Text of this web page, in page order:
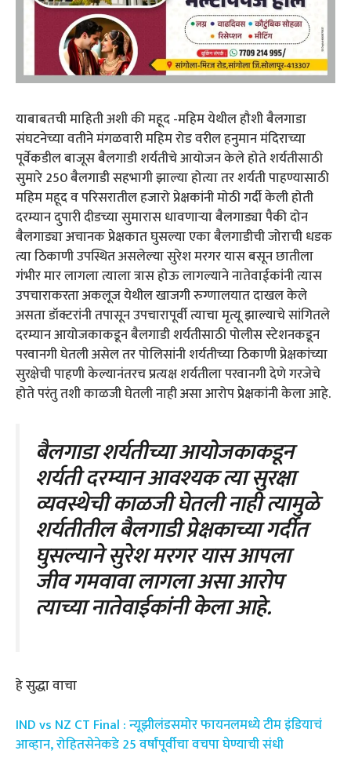
याबाबतची माहिती अशी की महूद -महिम येथील हौशी बैलगाडा
संघटनेच्या वतीने मंगळवारी महिम रोड वरील हनुमान मंदिराच्या
पूर्वेकडील बाजूस बैलगाडी शर्यतीचे आयोजन केले होते शर्यतीसाठी
सुमारे 250 बैलगाडी सहभागी झाल्या होत्या तर शर्यती पाहण्यासाठी
महिम महूद व परिसरातील हजारो प्रेक्षकांनी मोठी गर्दी केली होती
दरम्यान दुपारी दीडच्या सुमारास धावणार्‍या बैलगाड्या पैकी दोन
बैलगाड्या अचानक प्रेक्षकात घुसल्या एका बैलगाडीची जोराची धडक
त्या ठिकाणी उपस्थित असलेल्या सुरेश मरगर यास बसून छातीला
गंभीर मार लागला त्याला त्रास होऊ लागल्याने नातेवाईकांनी त्यास
उपचाराकरता अकलूज येथील खाजगी रुग्णालयात दाखल केले
असता डॉक्टरांनी तपासून उपचारापूर्वी त्याचा मृत्यू झाल्याचे सांगितले
दरम्यान आयोजकाकडून बैलगाडी शर्यतीसाठी पोलीस स्टेशनकडून
परवानगी घेतली असेल तर पोलिसांनी शर्यतीच्या ठिकाणी प्रेक्षकांच्या
सुरक्षेची पाहणी केल्यानंतरच प्रत्यक्ष शर्यतीला परवानगी देणे गरजेचे
होते परंतु तशी काळजी घेतली नाही असा आरोप प्रेक्षकांनी केला आहे.
बैलगाडा शर्यतीच्या आयोजकाकडून
शर्यती दरम्यान आवश्यक त्या सुरक्षा
व्यवस्थेची काळजी घेतली नाही त्यामुळे
शर्यतीतील बैलगाडी प्रेक्षकाच्या गर्दीत
घुसल्याने सुरेश मरगर यास आपला
जीव गमवावा लागला असा आरोप
त्याच्या नातेवाईकांनी केला आहे.
हे सुद्धा वाचा
IND vs NZ CT Final : न्यूझीलंडसमोर फायनलमध्ये टीम इंडियाचं
आव्हान, रोहितसेनेकडे 25 वर्षांपूर्वीचा वचपा घेण्याची संधी